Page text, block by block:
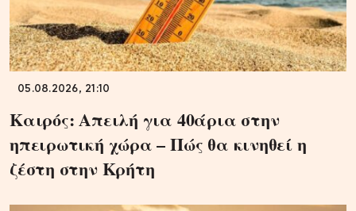
05.08.2026, 21:10
Καιρός: Απειλή για 40άρια στην
ηπειρωτική χώρα – Πώς θα κινηθεί η
ζέστη στην Κρήτη